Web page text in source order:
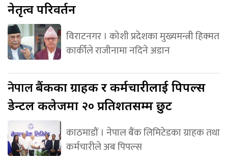
नेतृत्व परिवर्तन
विराटनगर । कोशी प्रदेशका मुख्यमन्त्री हिक्मत
कार्कीले राजीनामा नदिने अडान
नेपालबैंकका ग्राहक र कर्मचारीलाई पिपल्स
डेन्टल कलेजमा २० प्रतिशतसम्म छुट
काठमाडौं । नेपाल बैंक लिमिटेडका ग्राहक तथा
कर्मचारीले अब पिपल्स